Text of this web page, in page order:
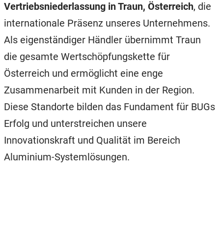
Vertriebsniederlassung in Traun, Österreich, die
internationale Präsenz unseres Unternehmens.
Als eigenständiger Händler übernimmt Traun
die gesamte Wertschöpfungskette für
Österreich und ermöglicht eine enge
Zusammenarbeit mit Kunden in der Region.
Diese Standorte bilden das Fundament für BUGs
Erfolg und unterstreichen unsere
Innovationskraft und Qualität im Bereich
Aluminium-Systemlösungen.